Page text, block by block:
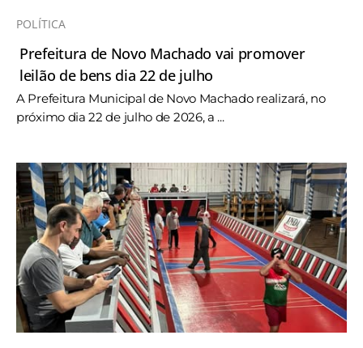
POLÍTICA
Prefeitura de Novo Machado vai promover
leilão de bens dia 22 de julho
A Prefeitura Municipal de Novo Machado realizará, no
próximo dia 22 de julho de 2026, a ...